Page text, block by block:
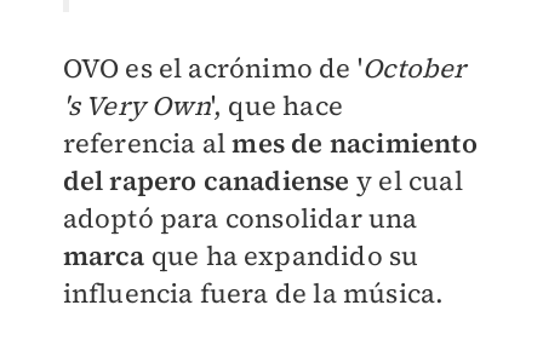
OVO es el acrónimo de 'October
's Very Own', que hace
referencia almes de nacimiento
del rapero canadiense y el cual
adoptó para consolidar una
marca que ha expandido su
influencia fuera de la música.